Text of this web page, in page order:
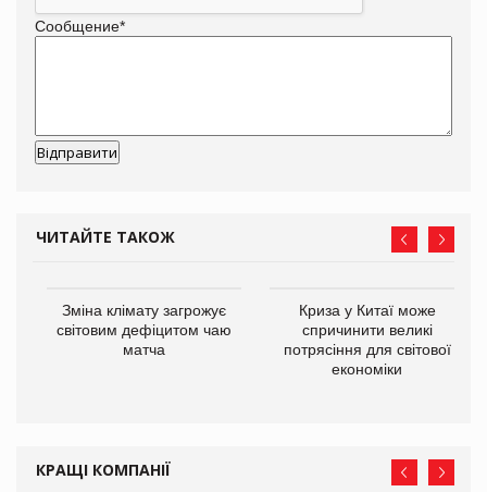
Сообщение*
ЧИТАЙТЕ ТАКОЖ
Зміна клімату загрожує
світовим дефіцитом чаю
матча
Криза у Китаї може
спричинити великі
потрясіння для світової
економіки
КРАЩІ КОМПАНІЇ